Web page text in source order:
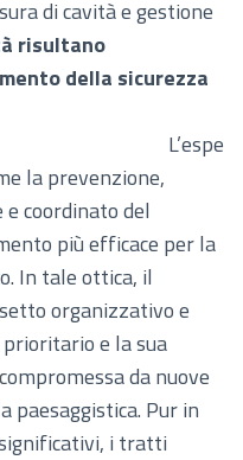
di cavità e gestione
risultano
della sicurezza
L’espe
la prevenzione,
coordinato del
più efficace per la
In tale ottica, il
organizzativo e
e la sua
da nuove
Pur in
i tratti